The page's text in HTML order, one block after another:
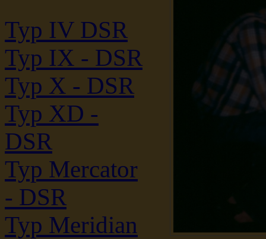
Typ IV DSR
Typ IX - DSR
Typ X - DSR
Typ XD -
DSR
Typ Mercator
- DSR
Typ Meridian